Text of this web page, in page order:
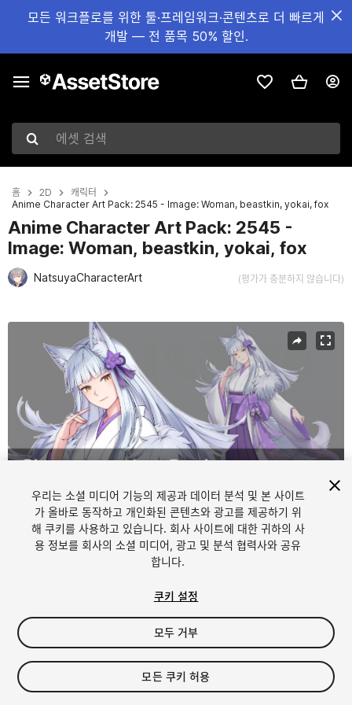
모든 워크플로를 위한 툴·프레임워크·콘텐츠로 더 빠르게
개발 — 전 품목 50% 할인.
에셋 검색
홈 2D
캐릭터
Anime Character Art Pack: 2545 - Image: Woman, beastkin, yokai, fox
Anime Character Art Pack: 2545 -
Image: Woman, beastkin, yokai, fox
NatsuyaCharacterArt (평가가 충분하지 않습니다)
현재 슬라이드: 1 / 3
1/ 3
$10
세금/부가세는 결제 시 반영됩니다.
우리는 소셜 미디어 기능의 제공과 데이터 분석 및 본 사이트
가 올바로 동작하고 개인화된 콘텐츠와 광고를 제공하기 위
해 쿠키를 사용하고 있습니다. 회사 사이트에 대한 귀하의 사
용 정보를 회사의 소셜 미디어, 광고 및 분석 협력사와 공유
합니다.
쿠키 설정
모두 거부
모든 쿠키 허용